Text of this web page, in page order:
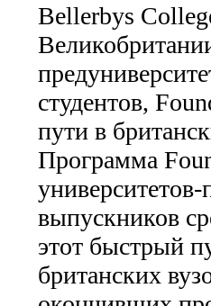
Bellerbys
студентов,
пути в
Программа
выпускников
этот быстрый
британских